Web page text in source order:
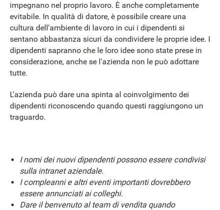
impegnano nel proprio lavoro. È anche completamente
evitabile. In qualità di datore, è possibile creare una
cultura dell'ambiente di lavoro in cui i dipendenti si
sentano abbastanza sicuri da condividere le proprie idee. I
dipendenti sapranno che le loro idee sono state prese in
considerazione, anche se l'azienda non le può adottare
tutte.
L'azienda può dare una spinta al coinvolgimento dei
dipendenti riconoscendo quando questi raggiungono un
traguardo.
I nomi dei nuovi dipendenti possono essere condivisi
sulla intranet aziendale.
I compleanni e altri eventi importanti dovrebbero
essere annunciati ai colleghi.
Dare il benvenuto al team di vendita quando